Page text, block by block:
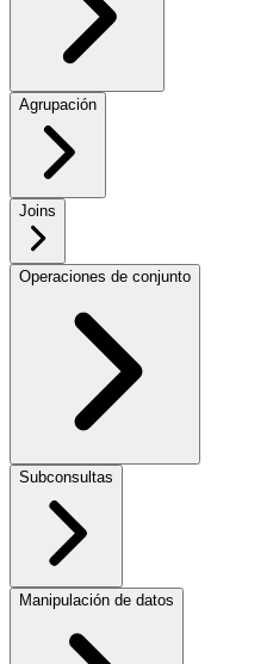
Agrupación
Joins
Operaciones de conjunto
Subconsultas
Manipulación de datos